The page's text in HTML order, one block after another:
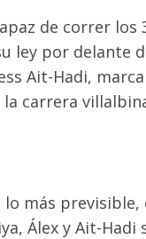
de correr
ley por delante
Ait-Hadi,
carrera
lo más
Álex y Ait-